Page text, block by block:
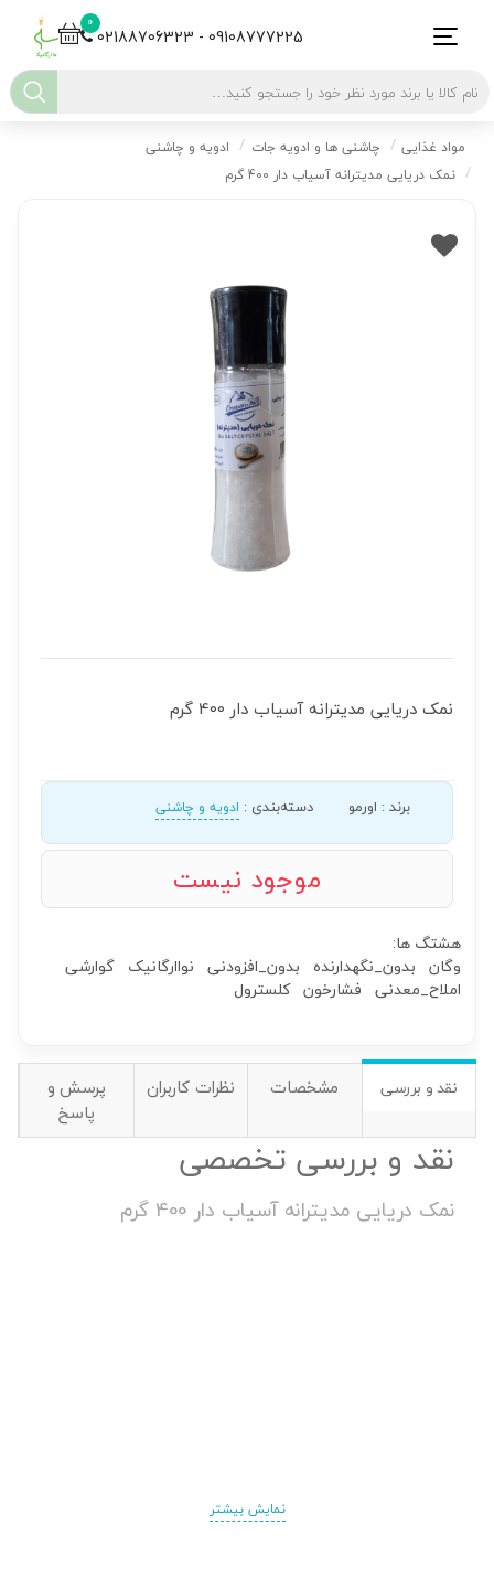
0
02188706323 - 09108777225
مواد غذایی چاشنی ها و ادویه جات
ادویه و چاشنی
نمک دریایی مدیترانه آسیاب دار 400 گرم
نمک دریایی مدیترانه آسیاب دار 400 گرم
برند: اورمو دسته‌بندی : ادویه و چاشنی
موجود نیست
هشتگ ها:
وگان بدون_نگهدارنده بدون_افزودنی نواارگانیک گوارشی
املاح_معدنی فشارخون کلسترول
نقد و بررسی مشخصات نظرات کاربران
پرسش و
پاسخ
نقد و بررسی تخصصی
نمک دریایی مدیترانه آسیاب دار 400 گرم
نمایش بیشتر